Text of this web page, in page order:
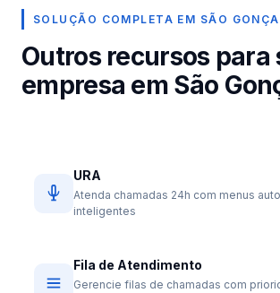
SOLUÇÃO COMPLETA EM SÃO
Outros recursos para
empresa em São
URA
Atenda chamadas 24h com menus
inteligentes
Fila de Atendimento
Gerencie filas de chamadas com